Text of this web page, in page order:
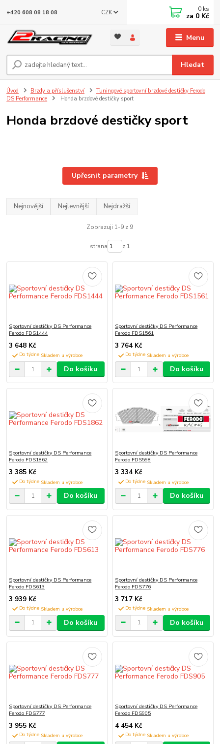
Menu
CZK
Hledat
+420 608 08 18 08 0 ks
za 0 Kč
Úvod Brzdy a příslušenství
Tuningové sportovní brzdové destičky Ferodo
DS Performance
Honda brzdové destičky sport
Honda brzdové destičky sport
Upřesnit parametry
Nejnovější Nejlevnější Nejdražší
Zobrazuji 1-9 z 9
strana z 1
Sportovní destičky DS Performance
Ferodo FDS1444
3 648 Kč
Do týdne
Do košíku
Sportovní destičky DS Performance
Ferodo FDS1561
3 764 Kč
Do týdne
Do košíku
Sportovní destičky DS Performance
Ferodo FDS1862
3 385 Kč
Do týdne
Do košíku
Sportovní destičky DS Performance
Ferodo FDS598
3 334 Kč
Do týdne
Do košíku
Sportovní destičky DS Performance
Ferodo FDS613
3 939 Kč
Do týdne
Do košíku
Sportovní destičky DS Performance
Ferodo FDS776
3 717 Kč
Do týdne
Do košíku
Sportovní destičky DS Performance
Ferodo FDS777
3 955 Kč
Do týdne
Sportovní destičky DS Performance
Ferodo FDS905
4 454 Kč
Do týdne